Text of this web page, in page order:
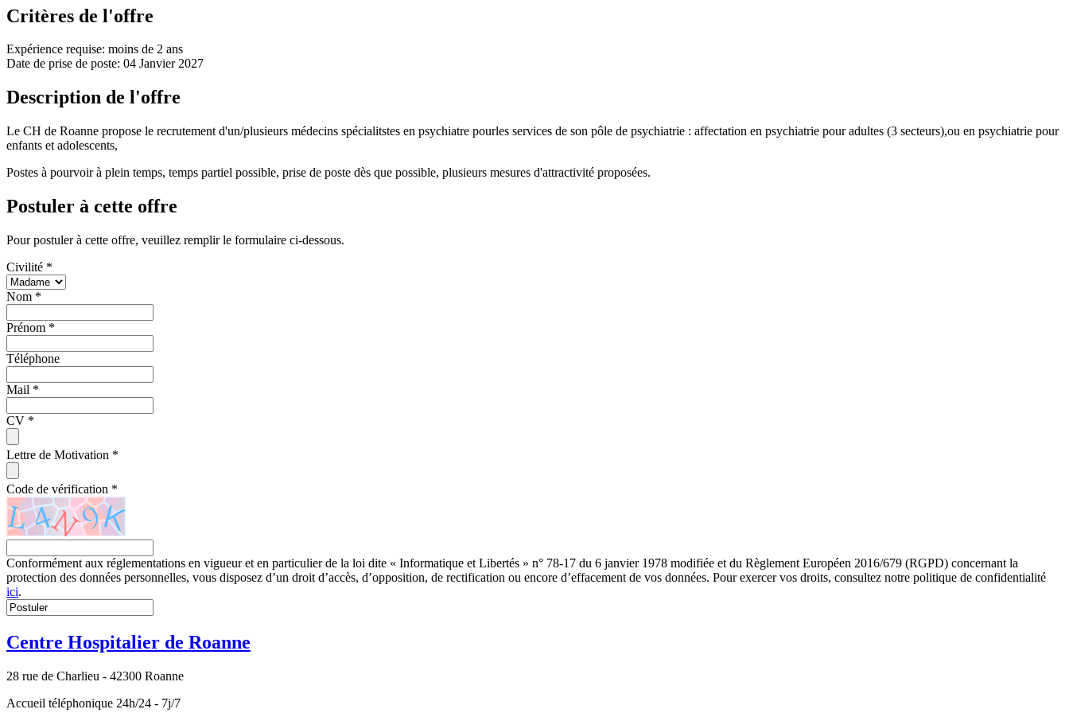
Critères de l'offre
Expérience requise: moins de 2 ans
Date de prise de poste: 04 Janvier 2027
Description de l'offre
Le CH de Roanne propose le recrutement d'un/plusieurs médecins spécialitstes en psychiatre pourles services de son pôle de psychiatrie : affectation en psychiatrie pour adultes (3 secteurs),ou en psychiatrie pour
enfants et adolescents,
Postes à pourvoir à plein temps, temps partiel possible, prise de poste dès que possible, plusieurs mesures d'attractivité proposées.
Postuler à cette offre
Pour postuler à cette offre, veuillez remplir le formulaire ci-dessous.
Civilité *
Nom *
Prénom *
Téléphone
Mail *
CV *
Lettre de Motivation *
Code de vérification *
Conformément aux réglementations en vigueur et en particulier de la loi dite « Informatique et Libertés » n° 78-17 du 6 janvier 1978 modifiée et du Règlement Européen 2016/679 (RGPD) concernant la
protection des données personnelles, vous disposez d’un droit d’accès, d’opposition, de rectification ou encore d’effacement de vos données. Pour exercer vos droits, consultez notre politique de confidentialité
ici.
Centre Hospitalier de Roanne
28 rue de Charlieu - 42300 Roanne
Accueil téléphonique 24h/24 - 7j/7